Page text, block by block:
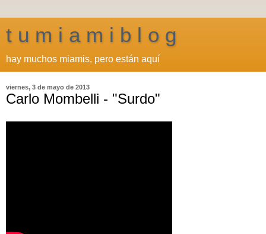
t u m i a m i b l o g
hay muchos miamis, pero están aquí
viernes, 3 de mayo de 2013
Carlo Mombelli - "Surdo"